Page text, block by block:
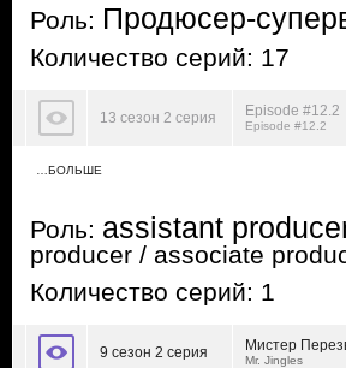
Роль: Продюсер-
Количество серий: 17
13 сезон 2 серия Episode #12.2
Episode #12.2
…БОЛЬШЕ
Роль: assistant
producer / associate
Количество серий: 1
9 сезон 2 серия Мистер
Mr. Jingles